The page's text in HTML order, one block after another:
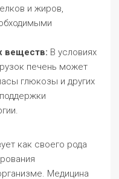
и жиров,
веществ: В условиях
печень может
глюкозы и других
как своего рода
Медицина